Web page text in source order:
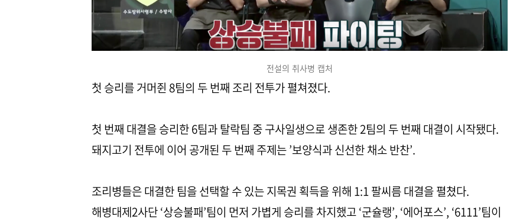
전설의 취사병 캡처
첫 승리를 거머쥔 8팀의 두 번째 조리 전투가 펼쳐졌다.
첫 번째 대결을 승리한 6팀과 탈락팀 중 구사일생으로 생존한 2팀의 두 번째 대결이 시작됐다.
돼지고기 전투에 이어 공개된 두 번째 주제는 ’보양식과 신선한 채소 반찬’.
조리병들은 대결한 팀을 선택할 수 있는 지목권 획득을 위해 1:1 팔씨름 대결을 펼쳤다.
해병대제2사단 ‘상승불패’팀이 먼저 가볍게 승리를 차지했고 ‘군슐랭’, ‘에어포스’, ‘6111’팀이